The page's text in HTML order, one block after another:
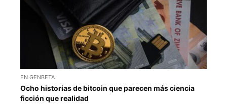
EN GENBETA
Ocho historias de bitcoin que parecen más ciencia
ficción que realidad